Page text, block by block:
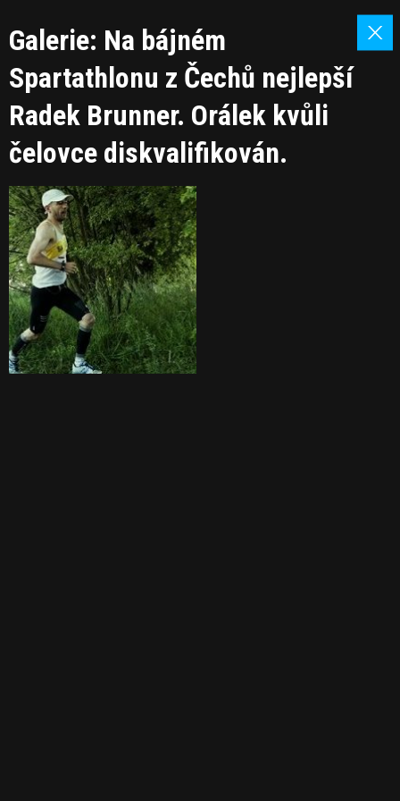
Galerie: Na bájném
Spartathlonu z Čechů nejlepší
Radek Brunner. Orálek kvůli
čelovce diskvalifikován.